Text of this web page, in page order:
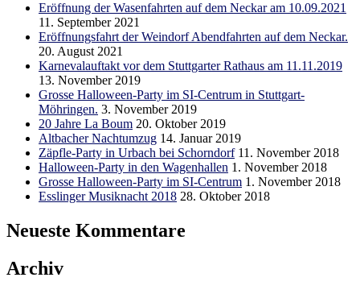
Eröffnung der Wasenfahrten auf dem Neckar am 10.09.2021
11. September 2021
Eröffnungsfahrt der Weindorf Abendfahrten auf dem Neckar.
20. August 2021
Karnevalauftakt vor dem Stuttgarter Rathaus am 11.11.2019
13. November 2019
Grosse Halloween-Party im SI-Centrum in Stuttgart-
Möhringen. 3. November 2019
20 Jahre La Boum 20. Oktober 2019
Altbacher Nachtumzug 14. Januar 2019
Zäpfle-Party in Urbach bei Schorndorf 11. November 2018
Halloween-Party in den Wagenhallen 1. November 2018
Grosse Halloween-Party im SI-Centrum 1. November 2018
Esslinger Musiknacht 2018 28. Oktober 2018
Neueste Kommentare
Archiv